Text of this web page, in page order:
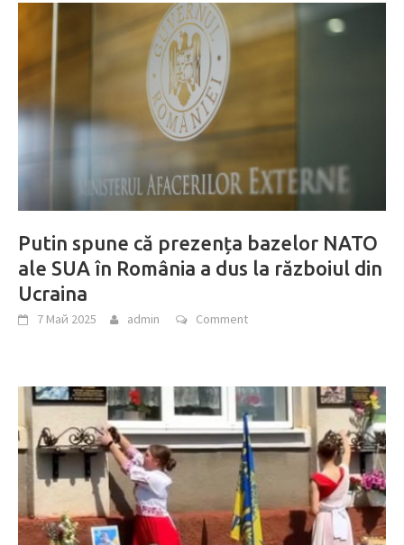
Putin spune că prezența bazelor NATO
ale SUA în România a dus la războiul din
Ucraina
7 Май 2025 admin Comment